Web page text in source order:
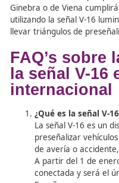
Aunque la Convención
comunes sobre la
Convención de Viena
preseñalización que
eficacia equivalente.
Por ello, los vehículos
con la normativa si
preseñalización o un
normativa de su país
Por su parte, los